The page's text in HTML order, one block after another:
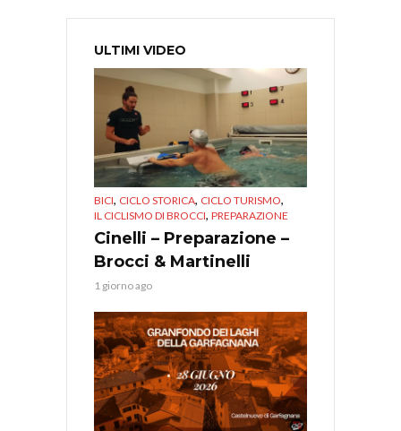
ULTIMI VIDEO
BICI, CICLO STORICA, CICLO TURISMO,
IL CICLISMO DI BROCCI, PREPARAZIONE
Cinelli – Preparazione –
Brocci & Martinelli
1 giorno ago